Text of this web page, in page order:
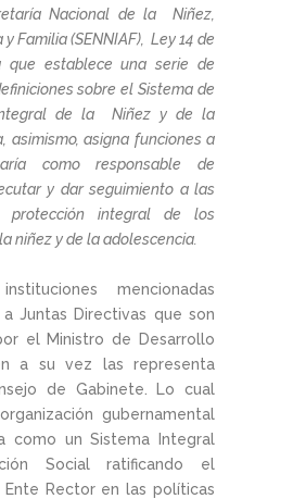
Nacional de la Niñez,
Familia (SENNIAF), Ley 14 de
que establece una serie de
sobre el Sistema de
de la Niñez y de la
asimismo, asigna funciones a
como responsable de
y dar seguimiento a las
protección integral de los
niñez y de la adolescencia.
mencionadas
Juntas Directivas que son
el Ministro de Desarrollo
a su vez las representa
de Gabinete. Lo cual
gubernamental
como un Sistema Integral
Social ratificando el
Rector en las políticas